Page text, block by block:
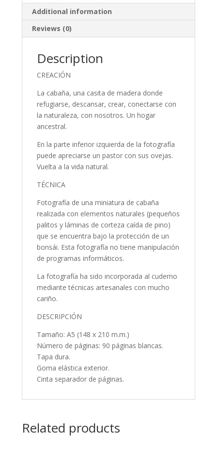
Additional information
Reviews (0)
Description
CREACIÓN
La cabaña, una casita de madera donde
refugiarse, descansar, crear, conectarse con
la naturaleza, con nosotros. Un hogar
ancestral.
En la parte inferior izquierda de la fotografía
puede apreciarse un pastor con sus ovejas.
Vuelta a la vida natural.
TÉCNICA
Fotografía de una miniatura de cabaña
realizada con elementos naturales (pequeños
palitos y láminas de corteza caída de pino)
que se encuentra bajo la protección de un
bonsái. Esta fotografía no tiene manipulación
de programas informáticos.
La fotografía ha sido incorporada al cuderno
mediante técnicas artesanales con mucho
cariño.
DESCRIPCIÓN
Tamaño: A5 (148 x 210 m.m.)
Número de páginas: 90 páginas blancas.
Tapa dura.
Goma elástica exterior.
Cinta separador de páginas.
Related products